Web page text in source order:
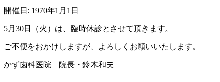
開催日: 1970年1月1日
5月30日（火）は、臨時休診とさせて頂きます。
ご不便をおかけしますが、よろしくお願いいたします。
かず歯科医院 院長・鈴木和夫